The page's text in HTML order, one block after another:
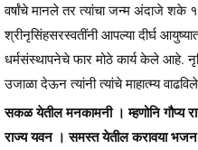
वर्षांचे मानले तर त्यांचा जन्म अंदाजे
श्रीनृसिंहसरस्वतींनी आपल्या दीर्घ
धर्मसंस्थापनेचे फार मोठे कार्य केले आहे.
उजाळा देऊन त्यांनी त्यांचे माहात्म्य
सकळ येतील मनकामनी । म्हणोनि गौप्य
राज्य यवन । समस्त येतील करावया भजन